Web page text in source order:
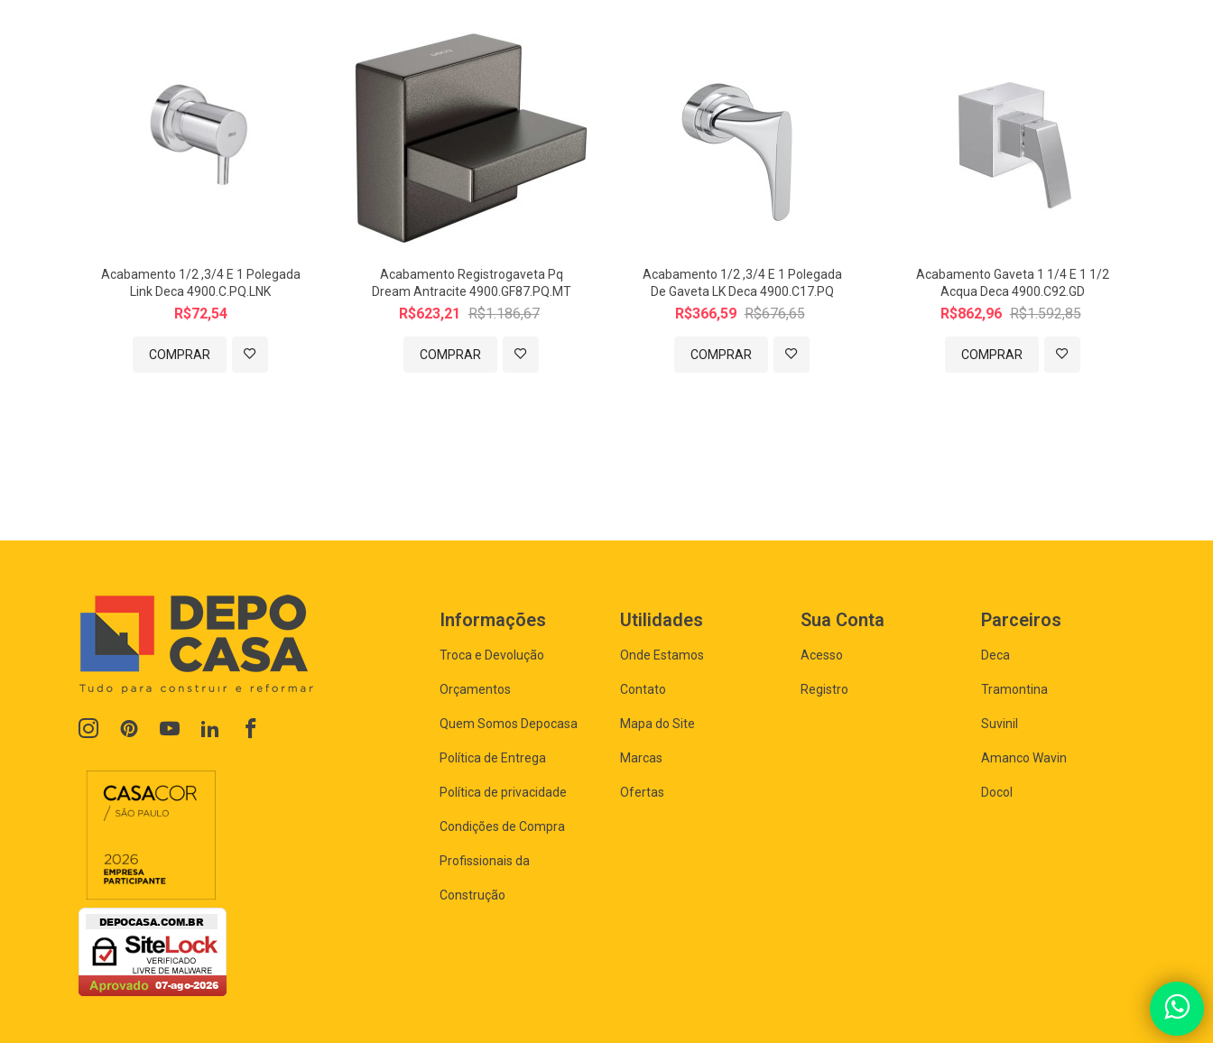
Acabamento 1/2 ,3/4 E 1 Polegada
Link Deca 4900.C.PQ.LNK
R$72,54
COMPRAR
Acabamento Registrogaveta Pq
Dream Antracite 4900.GF87.PQ.MT
R$623,21 R$1.186,67
COMPRAR
Acabamento 1/2 ,3/4 E 1 Polegada
De Gaveta LK Deca 4900.C17.PQ
R$366,59 R$676,65
COMPRAR
Acabamento Gaveta 1 1/4 E 1 1/2
Acqua Deca 4900.C92.GD
R$862,96 R$1.592,85
COMPRAR
Informações
Troca e Devolução
Orçamentos
Quem Somos Depocasa
Política de Entrega
Política de privacidade
Condições de Compra
Profissionais da
Construção
Utilidades
Onde Estamos
Contato
Mapa do Site
Marcas
Ofertas
Sua Conta
Acesso
Registro
Parceiros
Deca
Tramontina
Suvinil
Amanco Wavin
Docol